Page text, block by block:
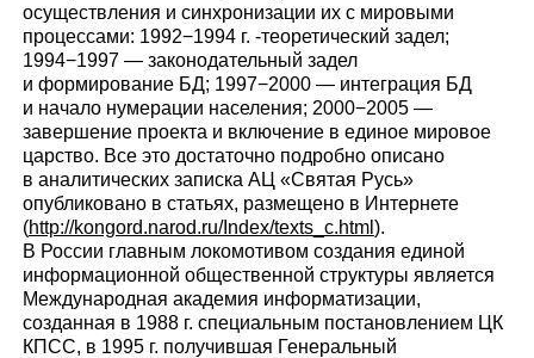
осуществления и синхронизации их с мировыми
процессами: 1992−1994 г. -теоретический задел;
1994−1997 — законодательный задел
и формирование БД; 1997−2000 — интеграция БД
и начало нумерации населения; 2000−2005 —
завершение проекта и включение в единое мировое
царство. Все это достаточно подробно описано
в аналитических записка АЦ «Святая Русь»
опубликовано в статьях, размещено в Интернете
(http://kongord.narod.ru/Index/texts_c.html ).
В России главным локомотивом создания единой
информационной общественной структуры является
Международная академия информатизации,
созданная в 1988 г. специальным постановлением ЦК
КПСС, в 1995 г. получившая Генеральный